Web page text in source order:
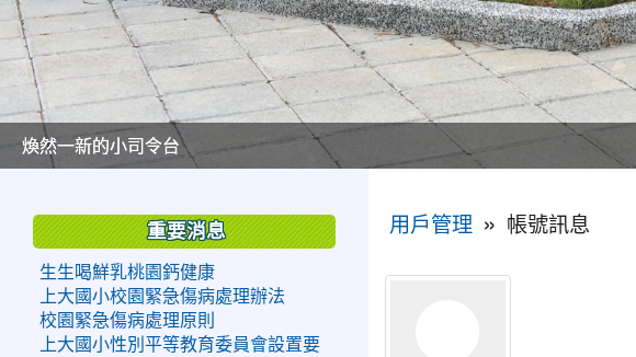
美麗的操場是我們活力的來源
美麗的操場是我們活力的來源
煥然一新的小司令台
煥然一新的小司令台
富含桃園埤塘田園風光意象的中廊
富含桃園埤塘田園風光意象的中廊
嶄新的中庭廣場
嶄新的中庭廣場
水生池生生不息
水生池生生不息
用戶管理 » 帳號訊息
重要消息
生生喝鮮乳桃園鈣健康
上大國小校園緊急傷病處理辦法
校園緊急傷病處理原則
上大國小性別平等教育委員會設置要